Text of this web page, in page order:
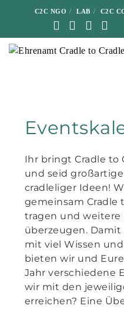
C2C NGO LAB C2C
Ihr bringt Cradle to
und seid
cradleliger Ideen!
gemeinsam Cradle
tragen und weitere
überzeugen.
mit viel Wissen
bieten wir und
Jahr verschiedene
wir mit den
erreichen? Eine